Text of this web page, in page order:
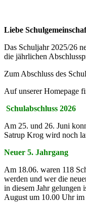
Liebe
Das Schuljahr 2025/26
die jährlichen
Zum Abschluss des
Auf unserer Homepage
Schulabschluss 2026
Am 25. und 26. Juni
Satrup Krog wird noch
Neuer 5. Jahrgang
Am 18.06. waren 118
werden und wer die
in diesem Jahr gelungen
August um 10.00 Uhr